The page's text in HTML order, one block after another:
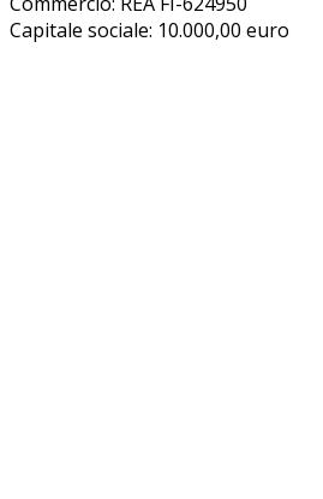
Capitale sociale: 10.000,00 euro